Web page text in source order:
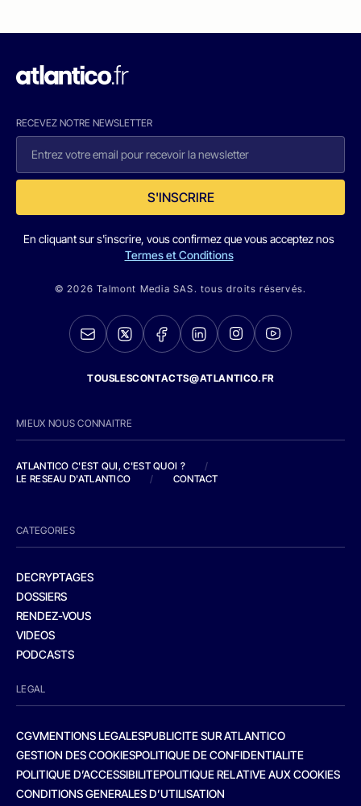
RECEVEZ NOTRE NEWSLETTER
S'INSCRIRE
En cliquant sur s'inscrire, vous confirmez que vous acceptez nos
Termes et Conditions
© 2026 Talmont Media SAS. tous droits réservés.
TOUSLESCONTACTS@ATLANTICO.FR
MIEUX NOUS CONNAITRE
ATLANTICO C'EST QUI, C'EST QUOI ?
/
LE RESEAU D'ATLANTICO
/ CONTACT
CATEGORIES
DECRYPTAGES
DOSSIERS
RENDEZ-VOUS
VIDEOS
PODCASTS
LEGAL
CGVMENTIONS LEGALESPUBLICITE SUR ATLANTICO
GESTION DES COOKIESPOLITIQUE DE CONFIDENTIALITE
POLITIQUE D’ACCESSIBILITEPOLITIQUE RELATIVE AUX COOKIES
CONDITIONS GENERALES D’UTILISATION